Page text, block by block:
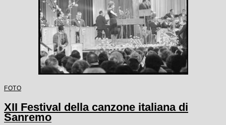
FOTO
XII Festival della canzone italiana di
Sanremo